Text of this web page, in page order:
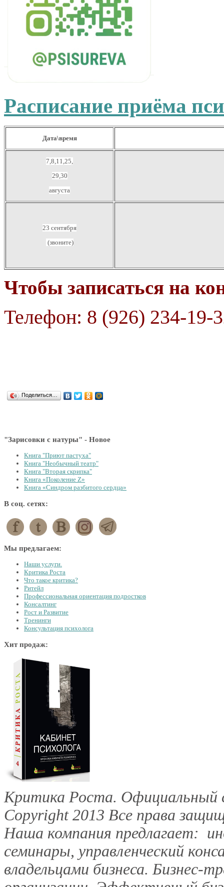
Расписание приёма
Дата\время
7,8,11,25,
29,30
августа
23 сентября
(звоните)
Чтобы записаться на
Телефон: 8 (926) 234-19-
Поделиться…
"Зарисовки с натуры" - Новое
Книга "Приют пастуха"
Книга "Необычный театр"
Книга "Вторая скрипка"
Книга «Поколение Z»
Книга «Синдром разбитого сердца»
В соц. сетях:
Мы предлагаем:
Наши услуги.
Критика Роста
Что такое критика?
Ритейл
Профессиональная ориентация подростков
Консалтинг
Рост и Развитие
Тренинги
Консультация психолога
Хит продаж:
Критика Роста. Официальный
Copyright 2013 Все права
Наша компания предлагает:
семинары, управленческий
владельцами бизнеса. Бизнес-